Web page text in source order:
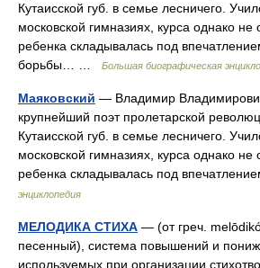
Кутаисской губ. в семье лесничего.
московской гимназиях, курса однако не
ребенка складывалась под
борьбы… …
Большая биографическая
Маяковский — Владимир
крупнейший поэт пролетарской
Кутаисской губ. в семье лесничего.
московской гимназиях, курса однако не
ребенка складывалась под
энциклопедия
МЕЛОДИКА СТИХА — (от греч.
песенный), система повышений и
используемых при организации